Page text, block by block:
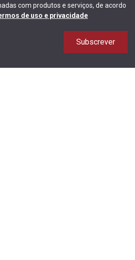
com produtos e serviços, de acordo
de uso e privacidade
Subscrever